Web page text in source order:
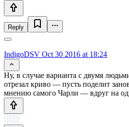
Reply
IndigoDSV Oct 30 2016 at 18:24
Ну, в случае варианта с двумя
отрезал криво — пусть поделит
мнению самого Чарли — вдруг на